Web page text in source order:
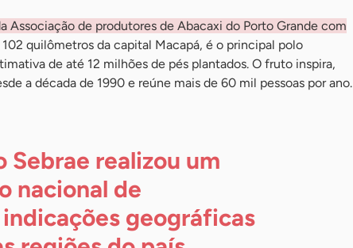
Associação de produtores de Abacaxi do Porto Grande com
quilômetros da capital Macapá, é o principal polo
de até 12 milhões de pés plantados. O fruto inspira,
a década de 1990 e reúne mais de 60 mil pessoas por ano.
Sebrae realizou um
nacional de
geográficas